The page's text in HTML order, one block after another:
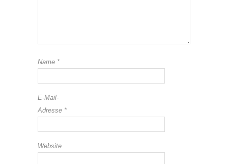
Name *
E-Mail-
Adresse *
Website